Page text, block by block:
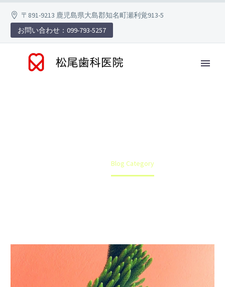
〒891-9213 鹿児島県大島郡知名町瀬利覚913-5
お問い合わせ：099-793-5257
Blog Category